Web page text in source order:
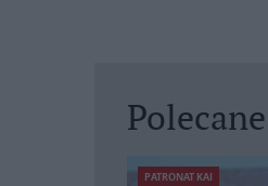
Polecane
PATRONAT KAI